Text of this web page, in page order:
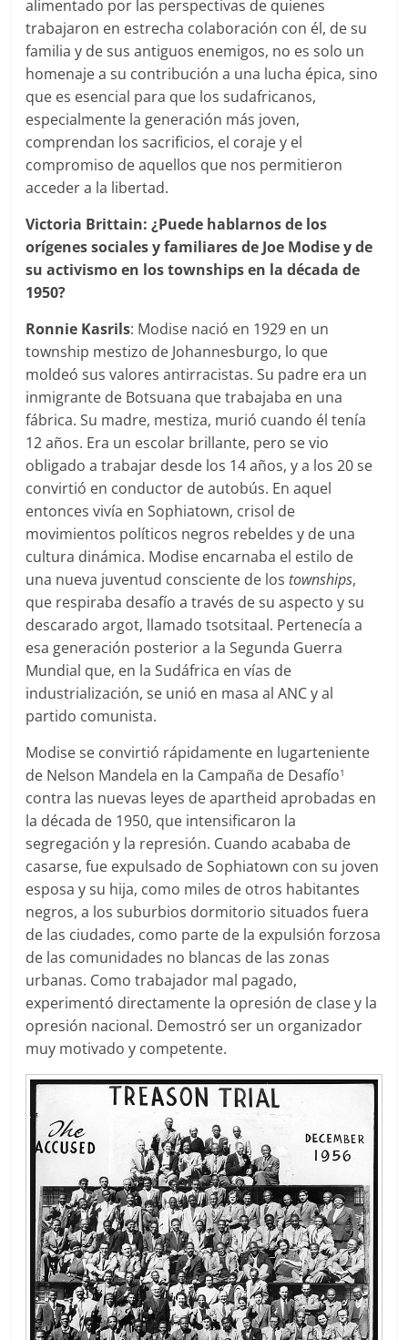
alimentado por las perspectivas de quienes
trabajaron en estrecha colaboración con él, de su
familia y de sus antiguos enemigos, no es solo un
homenaje a su contribución a una lucha épica, sino
que es esencial para que los sudafricanos,
especialmente la generación más joven,
comprendan los sacrificios, el coraje y el
compromiso de aquellos que nos permitieron
acceder a la libertad.
Victoria Brittain: ¿Puede hablarnos de los
orígenes sociales y familiares de Joe Modise y de
su activismo en los townships en la década de
1950?
Ronnie Kasrils: Modise nació en 1929 en un
township mestizo de Johannesburgo, lo que
moldeó sus valores antirracistas. Su padre era un
inmigrante de Botsuana que trabajaba en una
fábrica. Su madre, mestiza, murió cuando él tenía
12 años. Era un escolar brillante, pero se vio
obligado a trabajar desde los 14 años, y a los 20 se
convirtió en conductor de autobús. En aquel
entonces vivía en Sophiatown, crisol de
movimientos políticos negros rebeldes y de una
cultura dinámica. Modise encarnaba el estilo de
una nueva juventud consciente de los townships,
que respiraba desafío a través de su aspecto y su
descarado argot, llamado tsotsitaal. Pertenecía a
esa generación posterior a la Segunda Guerra
Mundial que, en la Sudáfrica en vías de
industrialización, se unió en masa al ANC y al
partido comunista.
Modise se convirtió rápidamente en lugarteniente
de Nelson Mandela en la Campaña de Desafío1
contra las nuevas leyes de apartheid aprobadas en
la década de 1950, que intensificaron la
segregación y la represión. Cuando acababa de
casarse, fue expulsado de Sophiatown con su joven
esposa y su hija, como miles de otros habitantes
negros, a los suburbios dormitorio situados fuera
de las ciudades, como parte de la expulsión forzosa
de las comunidades no blancas de las zonas
urbanas. Como trabajador mal pagado,
experimentó directamente la opresión de clase y la
opresión nacional. Demostró ser un organizador
muy motivado y competente.